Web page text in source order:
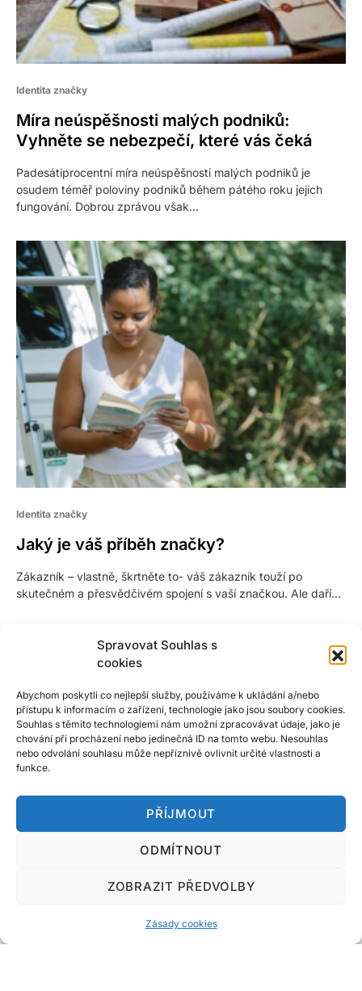
Spravovat Souhlas s
cookies
Abychom poskytli co nejlepší služby, používáme k ukládání a/nebo
přístupu k informacím o zařízení, technologie jako jsou soubory cookies.
Souhlas s těmito technologiemi nám umožní zpracovávat údaje, jako je
chování při procházení nebo jedinečná ID na tomto webu. Nesouhlas
nebo odvolání souhlasu může nepříznivě ovlivnit určité vlastnosti a
funkce.
PŘÍJMOUT
ODMÍTNOUT
ZOBRAZIT PŘEDVOLBY
Zásady cookies
Identita značky
Míra neúspěšnosti malých podniků:
Vyhněte se nebezpečí, které vás čeká
Padesátiprocentní míra neúspěšnosti malých podniků je
osudem téměř poloviny podniků během pátého roku jejich
fungování. Dobrou zprávou však…
Identita značky
Jaký je váš příběh značky?
Zákazník – vlastně, škrtněte to- váš zákazník touží po
skutečném a přesvědčivém spojení s vaší značkou. Ale daří…
Zásady cookies